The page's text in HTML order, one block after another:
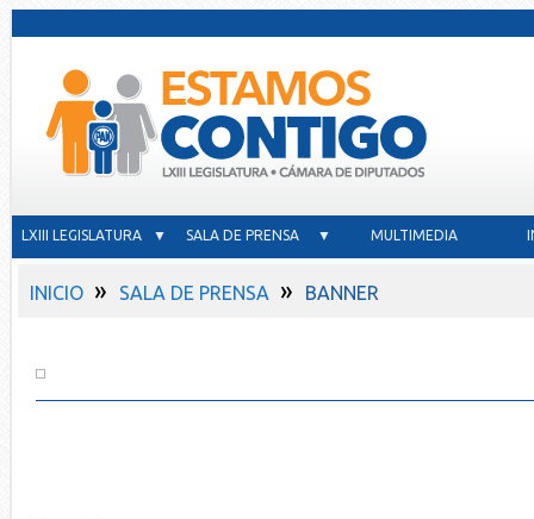
LXIII LEGISLATURA ▼ SALA DE PRENSA ▼ MULTIMEDIA
INICIO » SALA DE PRENSA » BANNER